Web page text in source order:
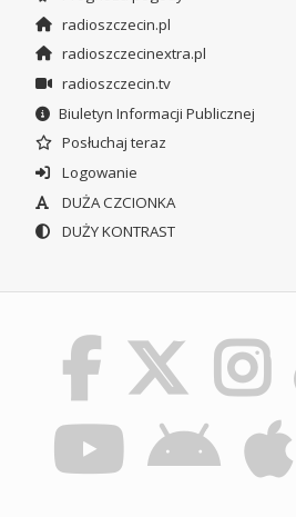
radioszczecin.pl
radioszczecinextra.pl
radioszczecin.tv
Biuletyn Informacji Publicznej
Posłuchaj teraz
Logowanie
DUŻA CZCIONKA
DUŻY KONTRAST